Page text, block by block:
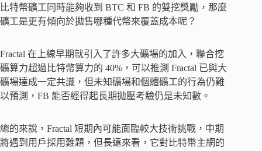
比特幣礦工同時能夠收到 BTC 和 FB 的雙挖獎勵，那麼
礦工是更有傾向於拋售哪種代幣來覆蓋成本呢？
Fractal 在上線早期就引入了許多大礦場的加入，聯合挖
礦算力超過比特幣算力的 40%，可以推測 Fractal 已與大
礦場達成一定共識，但未知礦場和個體礦工的行為仍難
以預測，FB 能否經得起長期拋壓考驗仍是未知數。
總的來說，Fractal 短期內可能面臨較大技術挑戰，中期
將遇到用戶採用難題，但長遠來看，它對比特幣主網的